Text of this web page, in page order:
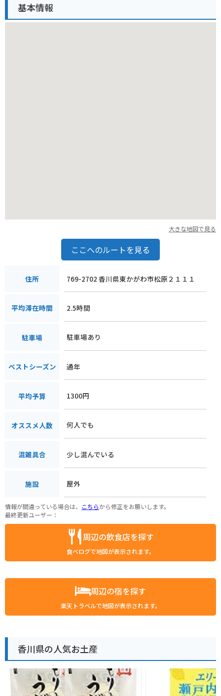
があるので安心です。周辺には、道の駅 恋人の聖地 や 白鳥神
社 など、観光スポットも点在しているので、合わせて訪れてみ
基本情報
大きな地図で見る
ここへのルートを見る
住所 769-2702 香川県東かがわ市松原２１１１
平均滞在時間 2.5時間
駐車場 駐車場あり
ベストシーズン 通年
平均予算 1300円
オススメ人数 何人でも
混雑具合 少し混んでいる
施設 屋外
情報が間違っている場合は、 こちらから修正をお願いします。
最終更新ユーザー：
周辺の飲食店を探す
食べログで地図が表示されます。
周辺の宿を探す
楽天トラベルで地図が表示されます。
香川県の人気お土産